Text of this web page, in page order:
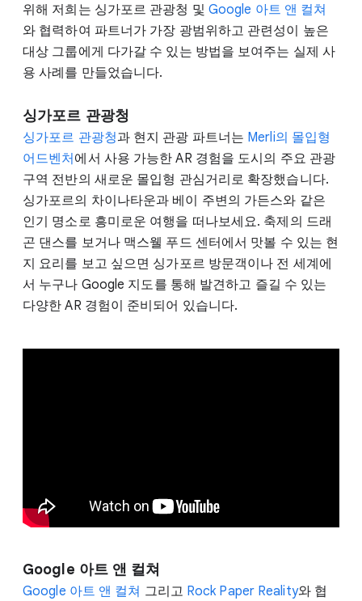
위해 저희는 싱가포르 관광청 및 Google 아트 앤 컬쳐
와 협력하여 파트너가 가장 광범위하고 관련성이 높은
대상 그룹에게 다가갈 수 있는 방법을 보여주는 실제 사
용 사례를 만들었습니다.
싱가포르 관광청
싱가포르 관광청과 현지 관광 파트너는 Merli의 몰입형
어드벤처에서 사용 가능한 AR 경험을 도시의 주요 관광
구역 전반의 새로운 몰입형 관심거리로 확장했습니다.
싱가포르의 차이나타운과 베이 주변의 가든스와 같은
인기 명소로 흥미로운 여행을 떠나보세요. 축제의 드래
곤 댄스를 보거나 맥스웰 푸드 센터에서 맛볼 수 있는 현
지 요리를 보고 싶으면 싱가포르 방문객이나 전 세계에
서 누구나 Google 지도를 통해 발견하고 즐길 수 있는
다양한 AR 경험이 준비되어 있습니다.
Google 아트 앤 컬쳐
Google 아트 앤 컬쳐 그리고 Rock Paper Reality와 협